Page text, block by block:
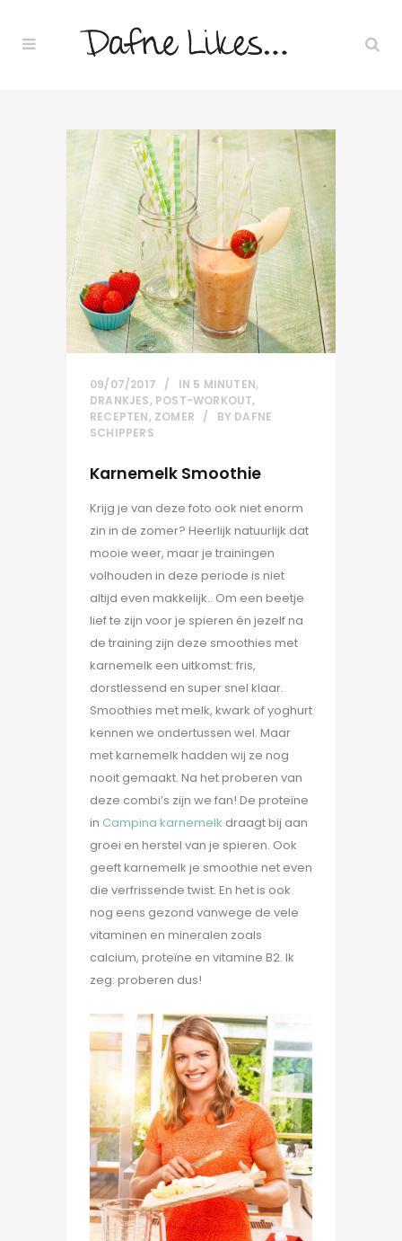
09/07/2017 IN 5 MINUTEN,
DRANKJES, POST-WORKOUT,
RECEPTEN, ZOMER BY DAFNE
SCHIPPERS
Karnemelk Smoothie
Krijg je van deze foto ook niet enorm
zin in de zomer? Heerlijk natuurlijk dat
mooie weer, maar je trainingen
volhouden in deze periode is niet
altijd even makkelijk.. Om een beetje
lief te zijn voor je spieren én jezelf na
de training zijn deze smoothies met
karnemelk een uitkomst: fris,
dorstlessend en super snel klaar.
Smoothies met melk, kwark of yoghurt
kennen we ondertussen wel. Maar
met karnemelk hadden wij ze nog
nooit gemaakt. Na het proberen van
deze combi’s zijn we fan! De proteïne
in Campina karnemelk draagt bij aan
groei en herstel van je spieren. Ook
geeft karnemelk je smoothie net even
die verfrissende twist. En het is ook
nog eens gezond vanwege de vele
vitaminen en mineralen zoals
calcium, proteïne en vitamine B2. Ik
zeg: proberen dus!